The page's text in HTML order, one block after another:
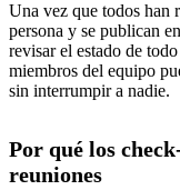
Una vez que todos han
persona y se publican
revisar el estado de
miembros del equipo
sin interrumpir a nadie.
Por qué los
reuniones